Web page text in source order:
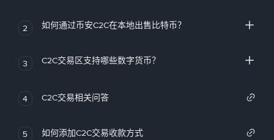
2 如何通过币安C2C在本地出售比特币？
3 C2C交易区支持哪些数字货币？
4 C2C交易相关问答
5 如何添加C2C交易收款方式